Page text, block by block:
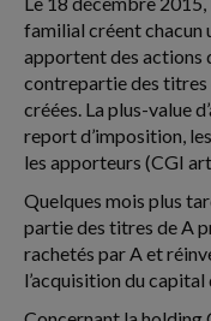
familial créent chacun
apportent des actions
contrepartie des titres
créées. La plus-value
report d’imposition,
les apporteurs (CGI
Quelques mois plus
partie des titres de A
rachetés par A et
l’acquisition du